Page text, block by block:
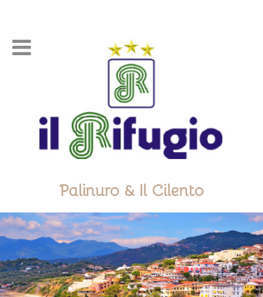

Palinuro & Il Cilento